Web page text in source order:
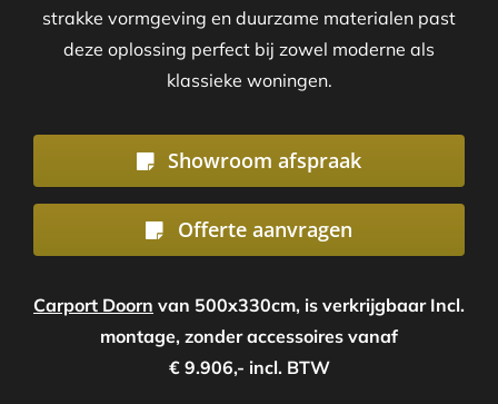
strakke vormgeving en duurzame materialen past
deze oplossing perfect bij zowel moderne als
klassieke woningen.
Showroom afspraak
Offerte aanvragen
Carport Doorn van 500x330cm, is verkrijgbaar Incl.
montage, zonder accessoires vanaf
€ 9.906,- incl. BTW